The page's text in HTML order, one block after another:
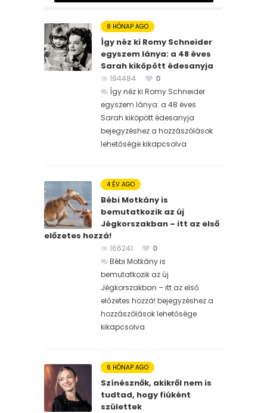
8 HÓNAP AGO
Így néz ki Romy Schneider
egyszem lánya: a 48 éves
Sarah kiköpött édesanyja
194484
0
Így néz ki Romy Schneider
egyszem lánya: a 48 éves
Sarah kiköpött édesanyja
bejegyzéshez a hozzászólások
lehetősége kikapcsolva
4 ÉV AGO
Bébi Motkány is
bemutatkozik az új
Jégkorszakban – itt az első
előzetes hozzá!
166241
0
Bébi Motkány is
bemutatkozik az új
Jégkorszakban – itt az első
előzetes hozzá! bejegyzéshez a
hozzászólások lehetősége
kikapcsolva
6 HÓNAP AGO
Színésznők, akikről nem is
tudtad, hogy fiúként
születtek